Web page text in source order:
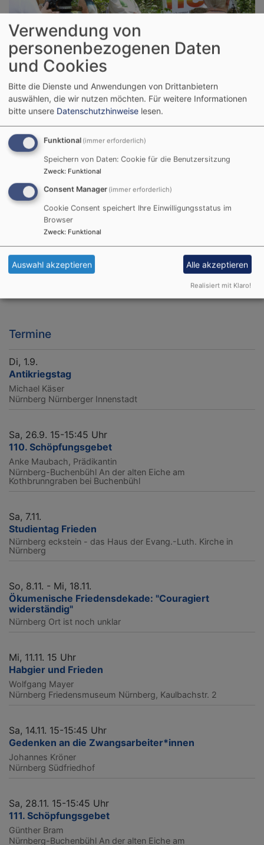
AKTUELLES
FUNDSTÜCKE
Termine
Di, 1.9.
Antikriegstag
Michael Käser
Nürnberg Nürnberger Innenstadt
Sa, 26.9. 15-15:45 Uhr
110. Schöpfungsgebet
Anke Maubach, Prädikantin
Nürnberg-Buchenbühl An der alten Eiche am
Kothbrunngraben bei Buchenbühl
Sa, 7.11.
Studientag Frieden
Nürnberg eckstein - das Haus der Evang.-Luth. Kirche in
Nürnberg
So, 8.11. - Mi, 18.11.
Ökumenische Friedensdekade: "Couragiert
widerständig"
Nürnberg Ort ist noch unklar
Mi, 11.11. 15 Uhr
Habgier und Frieden
Wolfgang Mayer
Nürnberg Friedensmuseum Nürnberg, Kaulbachstr. 2
Sa, 14.11. 15-15:45 Uhr
Gedenken an die Zwangsarbeiter*innen
Johannes Kröner
Nürnberg Südfriedhof
Sa, 28.11. 15-15:45 Uhr
111. Schöpfungsgebet
Günther Bram
Nürnberg-Buchenbühl An der alten Eiche am
Verwendung von
personenbezogenen Daten
und Cookies
Bitte die Dienste und Anwendungen von Drittanbietern
auswählen, die wir nutzen möchten. Für weitere Informationen
bitte unsere Datenschutzhinweise lesen.
Funktional (immer erforderlich)
Speichern von Daten: Cookie für die Benutzersitzung
Zweck: Funktional
Consent Manager (immer erforderlich)
Cookie Consent speichert Ihre Einwilligungsstatus im
Browser
Zweck: Funktional
Auswahl akzeptieren Alle akzeptieren
Realisiert mit Klaro!